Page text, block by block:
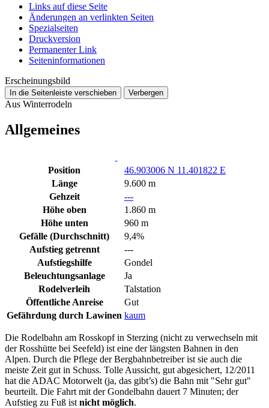
Links auf diese Seite
Änderungen an verlinkten Seiten
Spezialseiten
Druckversion
Permanenter Link
Seiten­­informationen
Erscheinungsbild
In die Seitenleiste verschieben Verbergen
Aus Winterrodeln
Allgemeines
Position
46.903006 N 11.401822 E
Länge
9.600 m
Gehzeit
---
Höhe oben
1.860 m
Höhe unten
960 m
Gefälle (Durchschnitt)
9,4%
Aufstieg getrennt
---
Aufstiegshilfe
Gondel
Beleuchtungsanlage
Ja
Rodelverleih
Talstation
Öffentliche Anreise
Gut
Gefährdung durch Lawinen kaum
Die Rodelbahn am Rosskopf in Sterzing (nicht zu verwechseln mit
der Rosshütte bei Seefeld) ist eine der längsten Bahnen in den
Alpen. Durch die Pflege der Bergbahnbetreiber ist sie auch die
meiste Zeit gut in Schuss. Tolle Aussicht, gut abgesichert, 12/2011
hat die ADAC Motorwelt (ja, das gibt’s) die Bahn mit "Sehr gut"
beurteilt. Die Fahrt mit der Gondelbahn dauert 7 Minuten; der
Aufstieg zu Fuß ist nicht möglich.